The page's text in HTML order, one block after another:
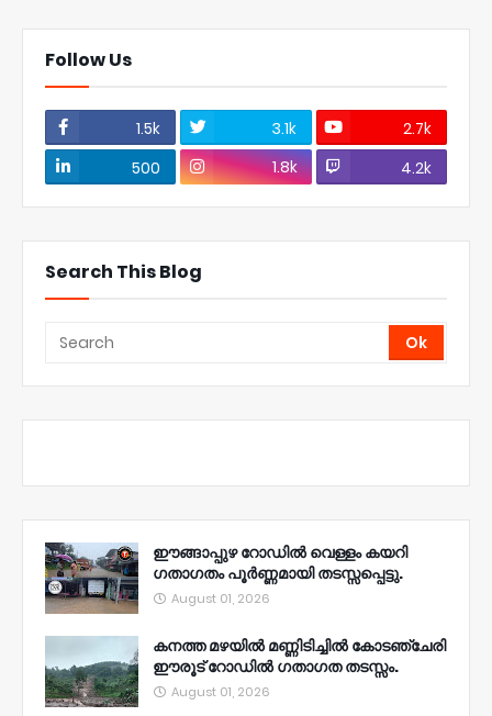
Follow Us
1.5k 3.1k
2.7k
500
1.8k 4.2k
Search This Blog
ഈങ്ങാപ്പുഴ റോഡിൽ വെള്ളം കയറി
ഗതാഗതം പൂർണ്ണമായി തടസ്സപ്പെട്ടു.
August 01, 2026
കനത്ത മഴയിൽ മണ്ണിടിച്ചിൽ കോടഞ്ചേരി
ഈരൂട് റോഡിൽ ഗതാഗത തടസ്സം.
August 01, 2026